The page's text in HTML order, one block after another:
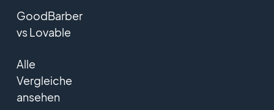
GoodBarber
vs Lovable
Alle
Vergleiche
ansehen